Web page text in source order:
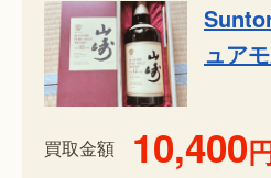
ュア
買取金額 10,400